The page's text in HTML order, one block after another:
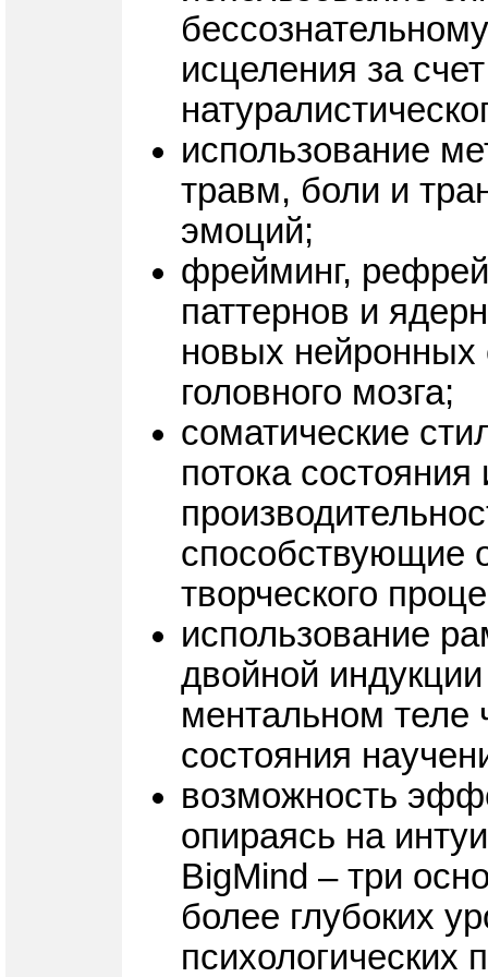
исцеления за
использование
травм, боли и
эмоций;
фрейминг,
паттернов и
новых нейронных
головного мозга;
соматические
потока
способствующие
творческого
использование
двойной
ментальном теле
состояния
возможность
опираясь на
BigMind – три
более глубоких
психологических